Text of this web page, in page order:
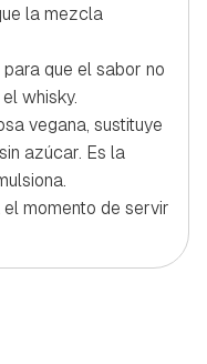
la mezcla
que el sabor no
whisky.
vegana, sustituye
azúcar. Es la
momento de servir